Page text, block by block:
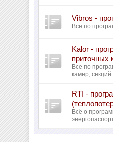
Vibros -
Всё по
Kalor -
приточных
Все по
камер,
RTI -
Всё о